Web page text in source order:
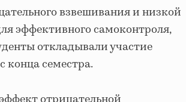
взвешивания и низкой
эффективного самоконтроля,
откладывали участие
конца семестра.